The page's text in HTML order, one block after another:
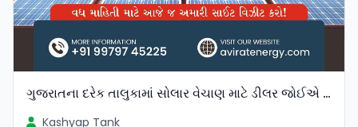
ગુજરાતના દરેક તાલુકામાં સોલાર વેચાણ માટે ડીલર જોઈએ છે.
Kashyap Tank